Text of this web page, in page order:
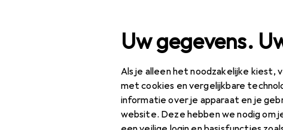
Uw gegevens.
Als je alleen het noodzakelijke kiest,
met cookies en vergelijkbare
informatie over je apparaat en je
website. Deze hebben we nodig om
Productassortiment